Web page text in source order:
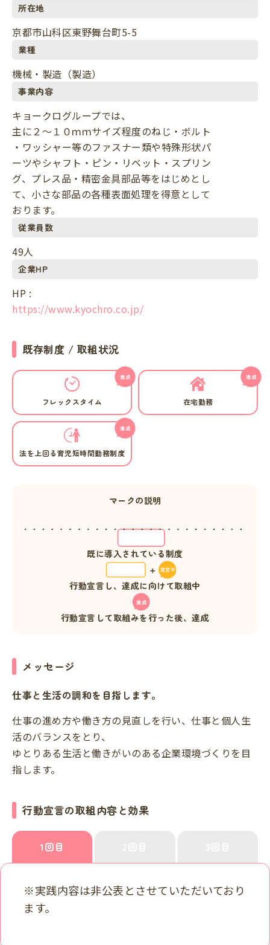
所在地
京都市山科区東野舞台町5-5
業種
機械・製造（製造）
事業内容
キョークログループでは、
主に２～１０ｍｍサイズ程度のねじ・ボルト
・ワッシャー等のファスナー類や特殊形状パ
ーツやシャフト・ピン・リベット・スプリン
グ、プレス品・精密金具部品等をはじめとし
て、小さな部品の各種表面処理を得意として
おります。
従業員数
49人
企業HP
HP :
https://www.kyochro.co.jp/
既存制度 / 取組状況
フレックスタイム 在宅勤務
法を上回る育児短時間勤務制度
マークの説明
既に導入されている制度
行動宣言し、達成に向けて取組中
行動宣言して取組みを行った後、達成
メッセージ
仕事と生活の調和を目指します。
仕事の進め方や働き方の見直しを行い、仕事と個人生
活のバランスをとり、
ゆとりある生活と働きがいのある企業環境づくりを目
指します。
行動宣言の取組内容と効果
1回目
※実践内容は非公表とさせていただいており
ます。